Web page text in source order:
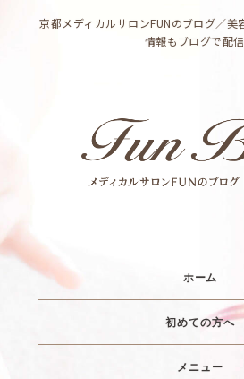
京都メディカルサロンFUNのブログ／
情報もブログで配
ホーム
初めての方へ
メニュー